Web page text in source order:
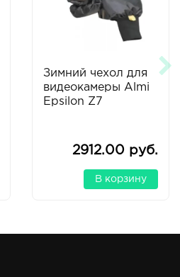
Зимний чехол для
видеокамеры Almi
Epsilon Z7
2912.00 руб.
В корзину